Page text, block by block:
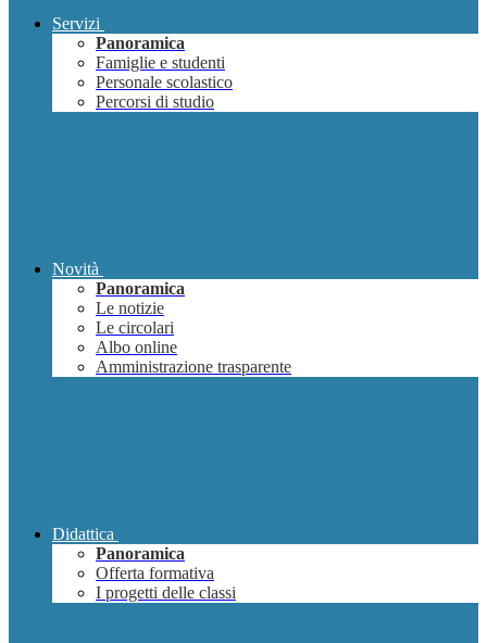
Servizi
Panoramica
Famiglie e studenti
Personale scolastico
Percorsi di studio
Novità
Panoramica
Le notizie
Le circolari
Albo online
Amministrazione trasparente
Didattica
Panoramica
Offerta formativa
I progetti delle classi